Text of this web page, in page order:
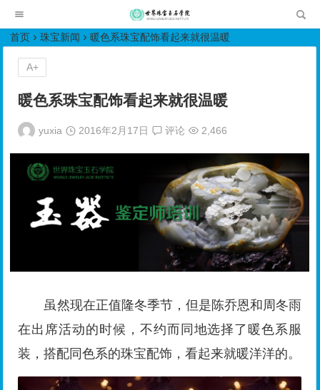
首页 珠宝新闻 暖色系珠宝配饰看起来就很温暖
暖色系珠宝配饰看起来就很温暖
yuxia 2016年2月17日 评论 2,466
虽然现在正值隆冬季节，但是陈乔恩和周冬雨
在出席活动的时候，不约而同地选择了暖色系服
装，搭配同色系的珠宝配饰，看起来就暖洋洋的。
A+